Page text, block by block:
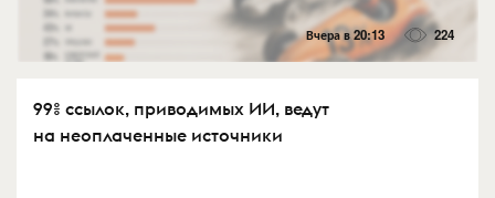
Вчера в 20:13 224
99% ссылок, приводимых ИИ, ведут
на неоплаченные источники